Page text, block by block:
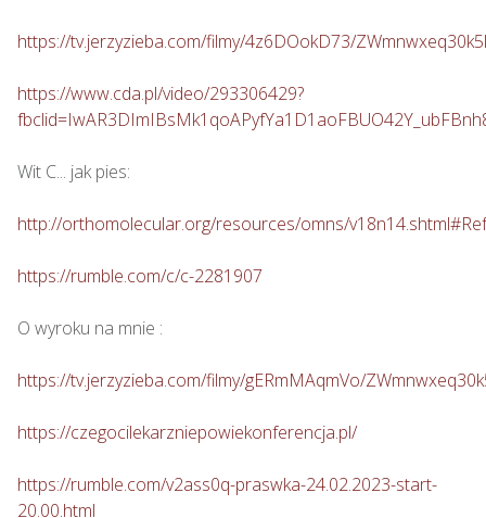
https://tv.jerzyzieba.com/filmy/4z6DOokD73/
https://www.cda.pl/video/293306429?
Wit C... jak pies:
http://orthomolecular.org/resources/omns/
https://rumble.com/c/c-2281907
O wyroku na mnie :
https://tv.jerzyzieba.com/filmy/gERmMAqmVo/
https://czegocilekarzniepowiekonferencja.pl/
https://rumble.com/v2ass0q-praswka-24.02.2023-start-
20.00.html